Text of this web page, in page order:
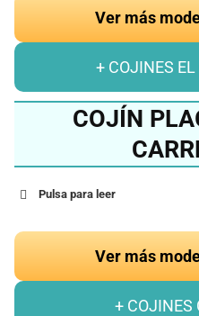
Ver más
+ COJINES EL
COJÍN
Pulsa para leer
Ver más
+ COJINES